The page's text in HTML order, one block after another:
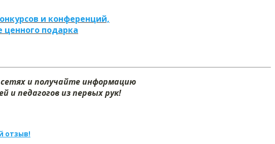
и конференций,
ценного подарка
и получайте информацию
и педагогов из первых рук!
отзыв!